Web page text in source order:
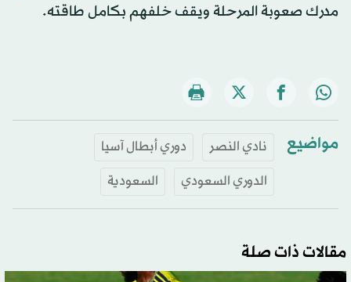
مدرك صعوبة المرحلة ويقف خلفهم بكامل طاقته.
مواضيع نادي النصر
دوري أبطال آسيا
الدوري السعودي
السعودية
مقالات ذات صلة